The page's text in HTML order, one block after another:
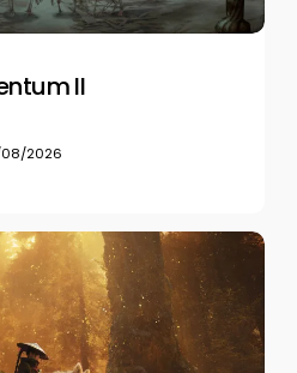
II
2026